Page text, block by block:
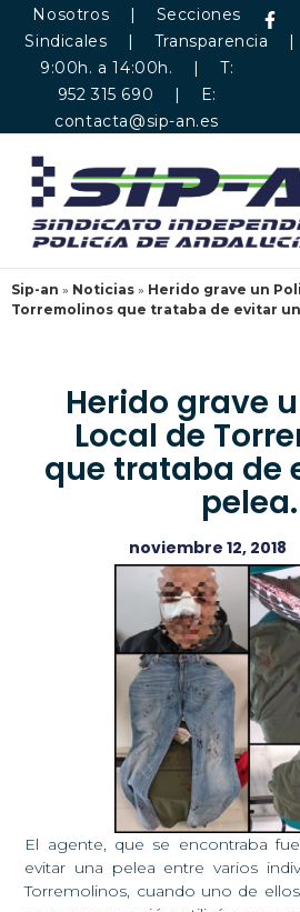
Nosotros | Secciones
Sindicales | Transparencia |
9:00h. a 14:00h. | T:
952 315 690 | E:
contacta@sip-an.es
Sip-an » Noticias » Herido grave un
Torremolinos que trataba de evitar
Herido grave
Local de
que trataba de
pelea.
noviembre 12, 2018
El agente, que se encontraba
evitar una pelea entre varios
Torremolinos, cuando uno de